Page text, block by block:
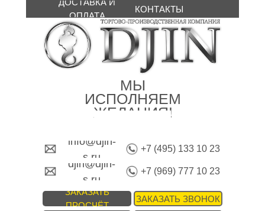
МЫ
ИСПОЛНЯЕМ
ЖЕЛАНИЯ!
ЗАКАЗАТЬ
ПРОСЧЁТ
+7 (969) 777 10 23
+7 (495) 133 10 23
ЗАКАЗАТЬ ЗВОНОК
ДОСТАВКА И
ОПЛАТА
КОНТАКТЫ
info@djin-
s.ru
djin@djin-
s.ru